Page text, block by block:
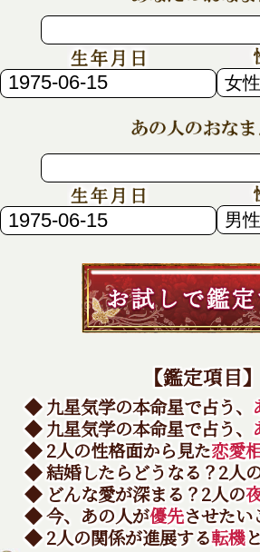
【鑑定項目】
◆ 九星気学の本命星で占う、
◆ 九星気学の本命星で占う、
◆ 2人の性格面から見た恋愛
◆ 結婚したらどうなる？2人
◆ どんな愛が深まる？2人の
◆ 今、あの人が優先させたい
◆ 2人の関係が進展する転機